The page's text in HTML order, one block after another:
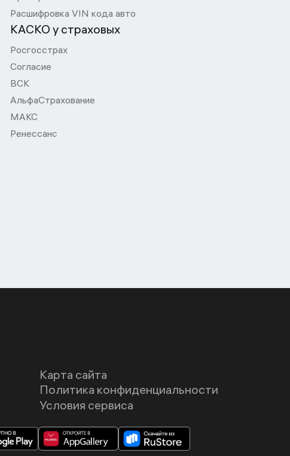
Расшифровка VIN кода авто
КАСКО у страховых
Росгосстрах
Согласие
ВСК
АльфаСтрахование
МАКС
Ренессанс
Карта сайта
Политика конфиденциальности
Условия сервиса